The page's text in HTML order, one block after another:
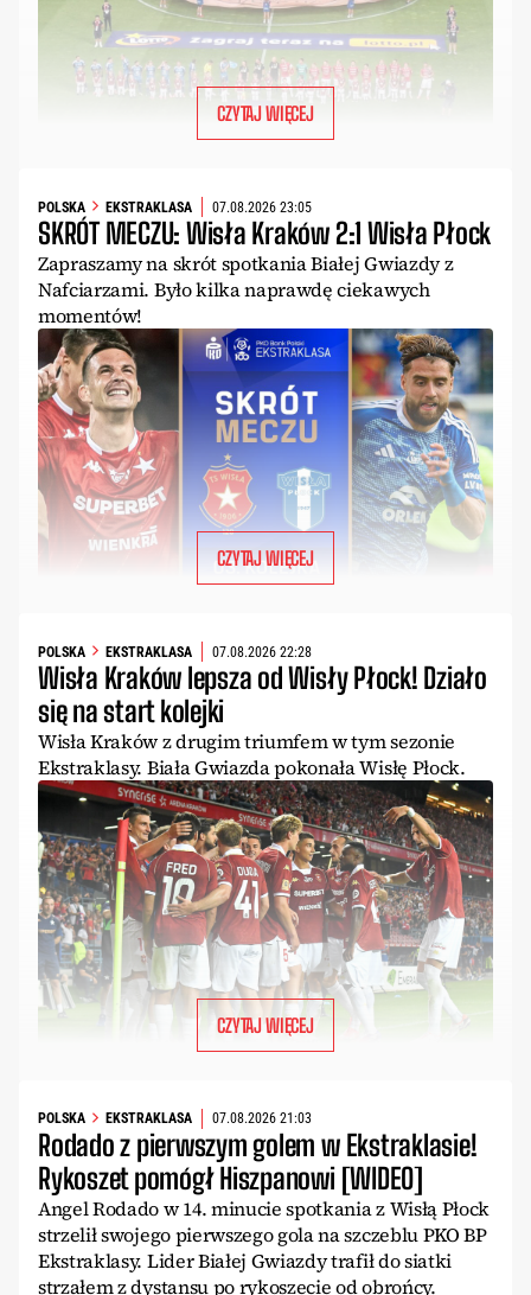
CZYTAJ WIĘCEJ
POLSKA EKSTRAKLASA 07.08.2026 23:05
SKRÓT MECZU: Wisła Kraków 2:1 Wisła Płock
Zapraszamy na skrót spotkania Białej Gwiazdy z
Nafciarzami. Było kilka naprawdę ciekawych
momentów!
CZYTAJ WIĘCEJ
POLSKA EKSTRAKLASA 07.08.2026 22:28
Wisła Kraków lepsza od Wisły Płock! Działo
się na start kolejki
Wisła Kraków z drugim triumfem w tym sezonie
Ekstraklasy. Biała Gwiazda pokonała Wisłę Płock.
CZYTAJ WIĘCEJ
POLSKA EKSTRAKLASA 07.08.2026 21:03
Rodado z pierwszym golem w Ekstraklasie!
Rykoszet pomógł Hiszpanowi [WIDEO]
Angel Rodado w 14. minucie spotkania z Wisłą Płock
strzelił swojego pierwszego gola na szczeblu PKO BP
Ekstraklasy. Lider Białej Gwiazdy trafił do siatki
strzałem z dystansu po rykoszecie od obrońcy.